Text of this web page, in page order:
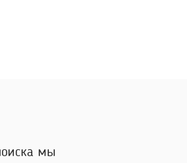
мы